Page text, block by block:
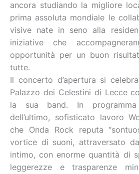
ancora studiando la migliore
prima assoluta mondiale le
visive nate in seno alla
iniziative che
opportunità per un buon
tutte.
Il concerto d’apertura si
Palazzo dei Celestini di Lecce
la sua band. In programma
dell’ultimo, sofisticato lavoro
che Onda Rock reputa
vortice di suoni, attraversato
intimo, con enorme quantità di
leggerezze e trasparenze